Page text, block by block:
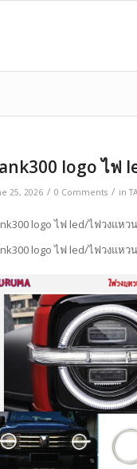
logo ไฟ
25, 2026 / 0 Comments / in
logo ไฟ led/ไฟวงแห
logo ไฟ led/ไฟวงแห